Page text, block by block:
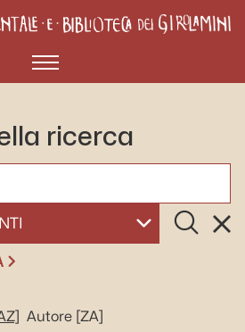
Menù
ricerca
Cerca
Autore [ZA]